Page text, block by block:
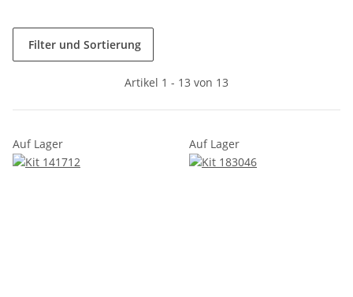
Filter und Sortierung
Artikel 1 - 13 von 13
Auf Lager Auf Lager